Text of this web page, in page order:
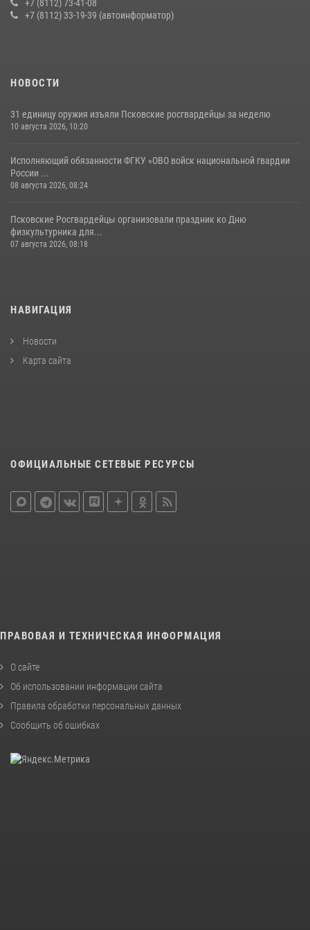
23 июля 2026, 13:19
31 июля 2026, 13:53
+7 (8112) 73-41-08
+7 (8112) 33-19-39 (автоинформатор)
НОВОСТИ
31 единицу оружия изъяли Псковские росгвардейцы за неделю
10 августа 2026, 10:20
Исполняющий обязанности ФГКУ «ОВО войск национальной гвардии
России ...
08 августа 2026, 08:24
Псковские Росгвардейцы организовали праздник ко Дню
физкультурника для...
07 августа 2026, 08:18
НАВИГАЦИЯ
Новости
Карта сайта
ОФИЦИАЛЬНЫЕ СЕТЕВЫЕ РЕСУРСЫ
ПРАВОВАЯ И ТЕХНИЧЕСКАЯ ИНФОРМАЦИЯ
О сайте
Об использовании информации сайта
Правила обработки персональных данных
Сообщить об ошибках